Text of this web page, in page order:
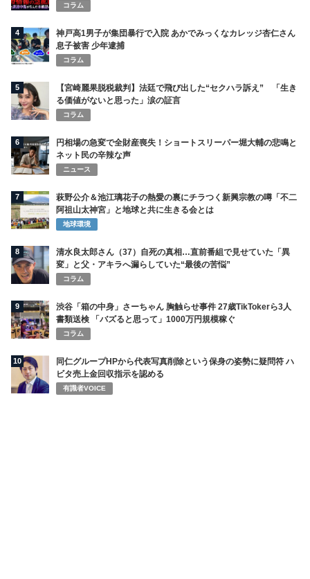
コラム
4
神戸高1男子が集団暴行で入院 あかでみっくなカレッジ杏仁さん
息子被害 少年逮捕
コラム
5
【宮崎麗果脱税裁判】法廷で飛び出した“セクハラ訴え” 「生き
る価値がないと思った」涙の証言
コラム
6
円相場の急変で全財産喪失！ショートスリーパー堀大輔の悲鳴と
ネット民の辛辣な声
ニュース
7
萩野公介＆池江璃花子の熱愛の裏にチラつく新興宗教の噂「不二
阿祖山太神宮」と地球と共に生きる会とは
地球環境
8
清水良太郎さん（37）自死の真相…直前番組で見せていた「異
変」と父・アキラへ漏らしていた“最後の苦悩”
コラム
9
渋谷「箱の中身」さーちゃん 胸触らせ事件 27歳TikTokerら3人
書類送検 「バズると思って」1000万円規模稼ぐ
コラム
10
同仁グループHPから代表写真削除という保身の姿勢に疑問符 ハ
ビタ売上金回収指示を認める
有識者VOICE